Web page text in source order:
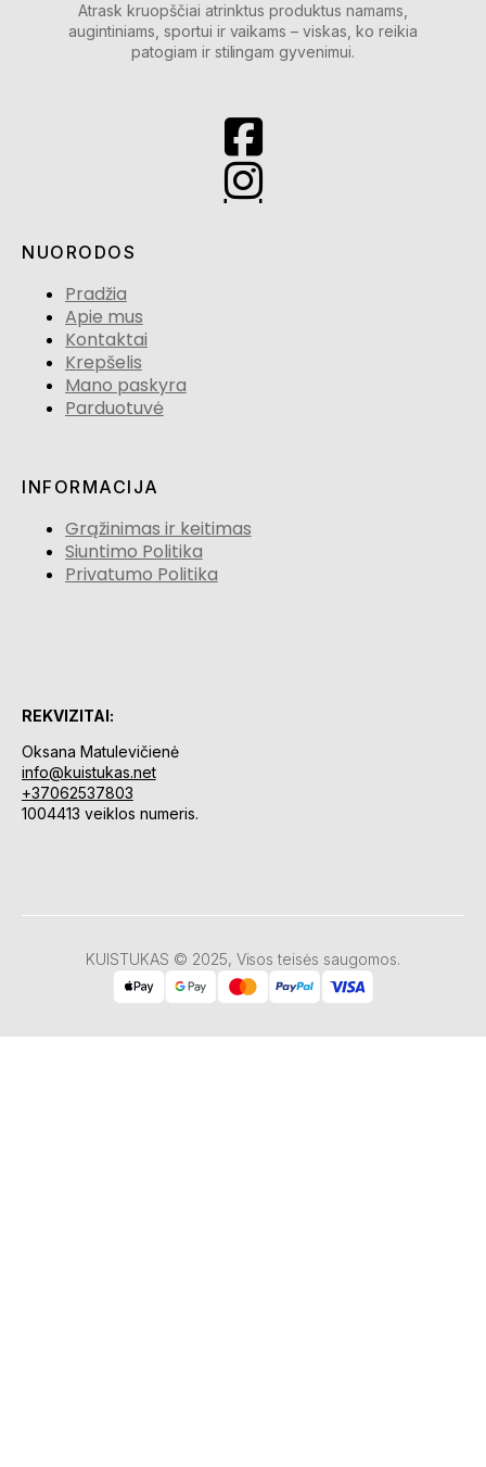
Atrask kruopščiai atrinktus produktus namams,
augintiniams, sportui ir vaikams – viskas, ko reikia
patogiam ir stilingam gyvenimui.
NUORODOS
Pradžia
Apie mus
Kontaktai
Krepšelis
Mano paskyra
Parduotuvė
INFORMACIJA
Grąžinimas ir keitimas
Siuntimo Politika
Privatumo Politika
REKVIZITAI:
Oksana Matulevičienė
info@kuistukas.net
+37062537803
1004413 veiklos numeris.
KUISTUKAS © 2025, Visos teisės saugomos.